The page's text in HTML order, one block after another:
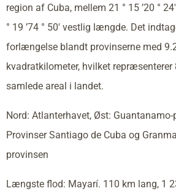
region af Cuba, mellem 21 ° 15 ’20 °
° 19 ’74 ° 50′ vestlig længde. Det
forlængelse blandt provinserne med
kvadratkilometer, hvilket repræsenterer
samlede areal i landet.
Nord: Atlanterhavet, Øst: Guantanamo-
Provinser Santiago de Cuba og
provinsen
Længste flod: Mayarí. 110 km lang, 1